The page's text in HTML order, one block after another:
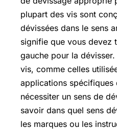
plupart des vis sont
dévissées dans le sens
signifie que vous devez
gauche pour la
vis, comme celles
applications spécifiques
nécessiter un sens de
savoir dans quel sens
les marques ou les